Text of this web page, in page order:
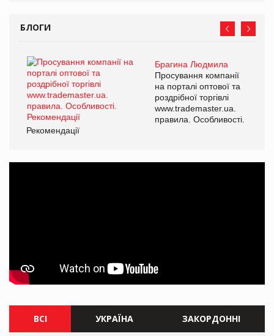
БЛОГИ
Брагина Людмила
Просування компанії
на порталі оптової та
роздрібної торгівлі
www.trademaster.ua.
правила. Особливості.
Рекомендації
ВСІ УКРАЇНА ЗАКОРДОННІ